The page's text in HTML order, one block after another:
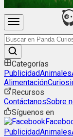
Categorías
PublicidadAnimales
Alimentación
Recursos
ContáctanosSobre
Síguenos en
PublicidadAnimales